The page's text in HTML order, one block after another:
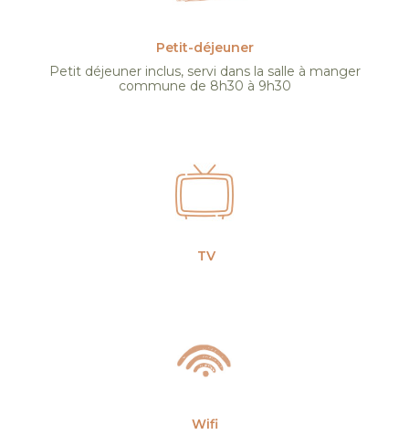
Petit-déjeuner
Petit déjeuner inclus, servi dans la salle à manger
commune de 8h30 à 9h30
TV
Wifi